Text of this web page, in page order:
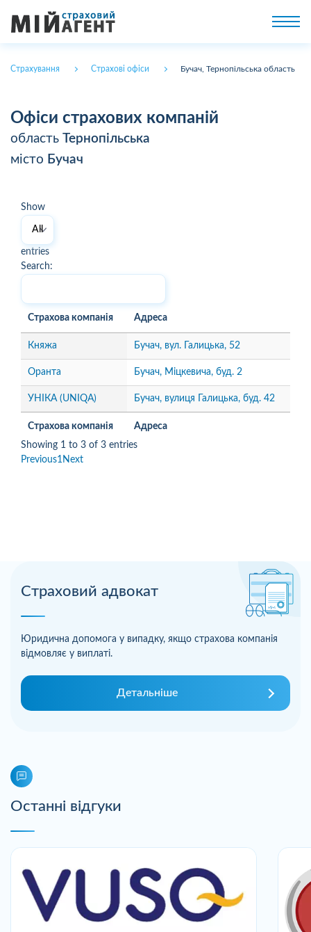
Страхування Страхові офіси Бучач, Тернопільська область
Страховий адвокат
Юридична допомога у випадку, якщо страхова компанія
відмовляє у виплаті.
Детальніше
Останні відгуки
Офіси страхових компаній
область Тернопільська
місто Бучач
Show
entries
Search:
Страхова компанія Адреса
Страхова компанія Адреса
Княжа Бучач, вул. Галицька, 52
Оранта Бучач, Міцкевича, буд. 2
УНІКА (UNIQA) Бучач, вулиця Галицька, буд. 42
Showing 1 to 3 of 3 entries
Previous1Next